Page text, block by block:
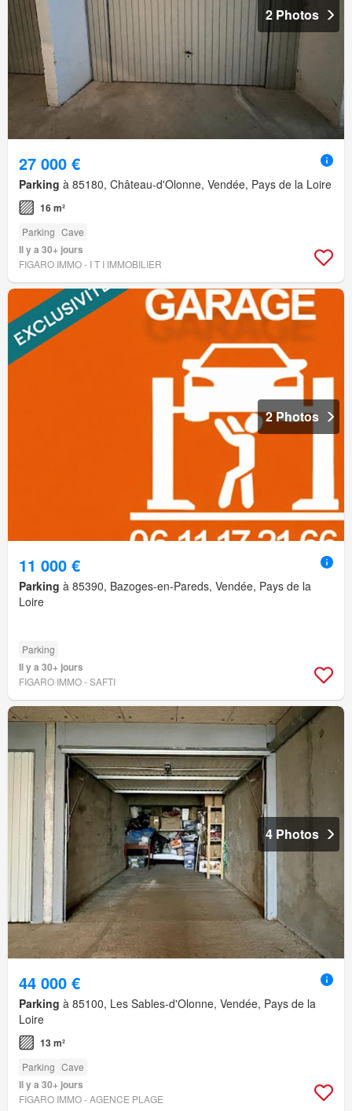
2 Photos
27 000 €
Parking à 85180, Château-d'Olonne, Vendée, Pays de la Loire
16 m²
Parking Cave
Il y a 30+ jours
FIGARO IMMO - I T I IMMOBILIER
2 Photos
11 000 €
Parking à 85390, Bazoges-en-Pareds, Vendée, Pays de la
Loire
Parking
Il y a 30+ jours
FIGARO IMMO - SAFTI
4 Photos
44 000 €
Parking à 85100, Les Sables-d'Olonne, Vendée, Pays de la
Loire
13 m²
Parking Cave
Il y a 30+ jours
FIGARO IMMO - AGENCE PLAGE